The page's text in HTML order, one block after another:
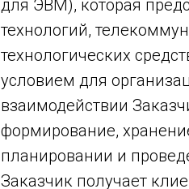
для ЭВМ), которая
технологий,
технологических
условием для
взаимодействии
формирование,
планировании и
Заказчик получает